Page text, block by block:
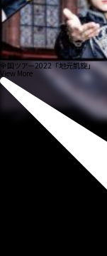
全国ツアー2022「地元凱旋」
View More